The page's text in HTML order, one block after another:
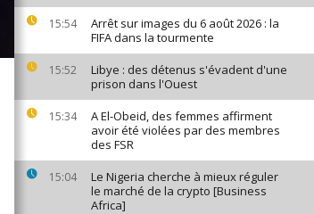
15:54
Arrêt sur images du 6 août 2026 : la
FIFA dans la tourmente
15:52
Libye : des détenus s'évadent d'une
prison dans l'Ouest
15:34
A El-Obeid, des femmes affirment
avoir été violées par des membres
des FSR
15:04
Le Nigeria cherche à mieux réguler
le marché de la crypto [Business
Africa]